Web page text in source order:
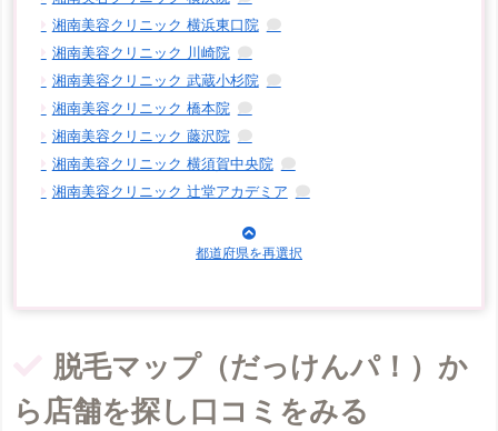
湘南美容クリニック 横浜東口院
湘南美容クリニック 川崎院
湘南美容クリニック 武蔵小杉院
湘南美容クリニック 橋本院
湘南美容クリニック 藤沢院
湘南美容クリニック 横須賀中央院
湘南美容クリニック 辻堂アカデミア
脱毛マップ（だっけんパ！）か
ら店舗を探し口コミをみる